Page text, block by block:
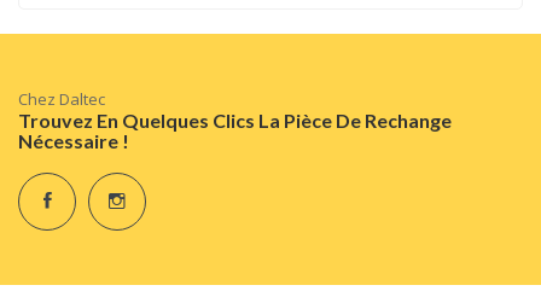
Chez Daltec
Trouvez En Quelques Clics La Pièce De Rechange
Nécessaire !